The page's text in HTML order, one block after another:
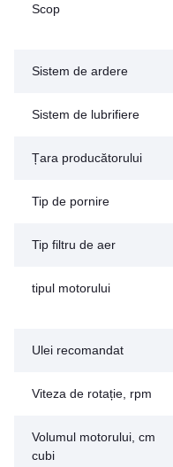
Scop
Sistem de ardere
Sistem de lubrifiere
Țara producătorului
Tip de pornire
Tip filtru de aer
tipul motorului
Ulei recomandat
Viteza de rotație, rpm
Volumul motorului, cm
cubi